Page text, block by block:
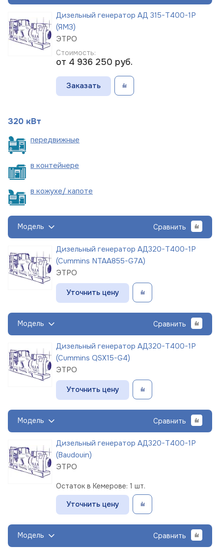
Дизельный генератор АД 315-Т400-1Р
(ЯМЗ)
ЭТРО
Стоимость:
от 4 936 250 руб.
Заказать
320 кВт
передвижные
в контейнере
в кожухе/ капоте
Модель Сравнить
Дизельный генератор АД320-Т400-1Р
(Cummins NTAA855-G7A)
ЭТРО
Уточнить цену
Модель Сравнить
Дизельный генератор АД320-Т400-1Р
(Cummins QSX15-G4)
ЭТРО
Уточнить цену
Модель Сравнить
Дизельный генератор АД320-Т400-1Р
(Baudouin)
ЭТРО
Остаток в Кемерове: 1 шт.
Уточнить цену
Модель Сравнить